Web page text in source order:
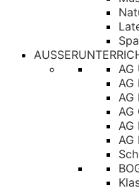
AG
AG
AG
AG
AG
AG